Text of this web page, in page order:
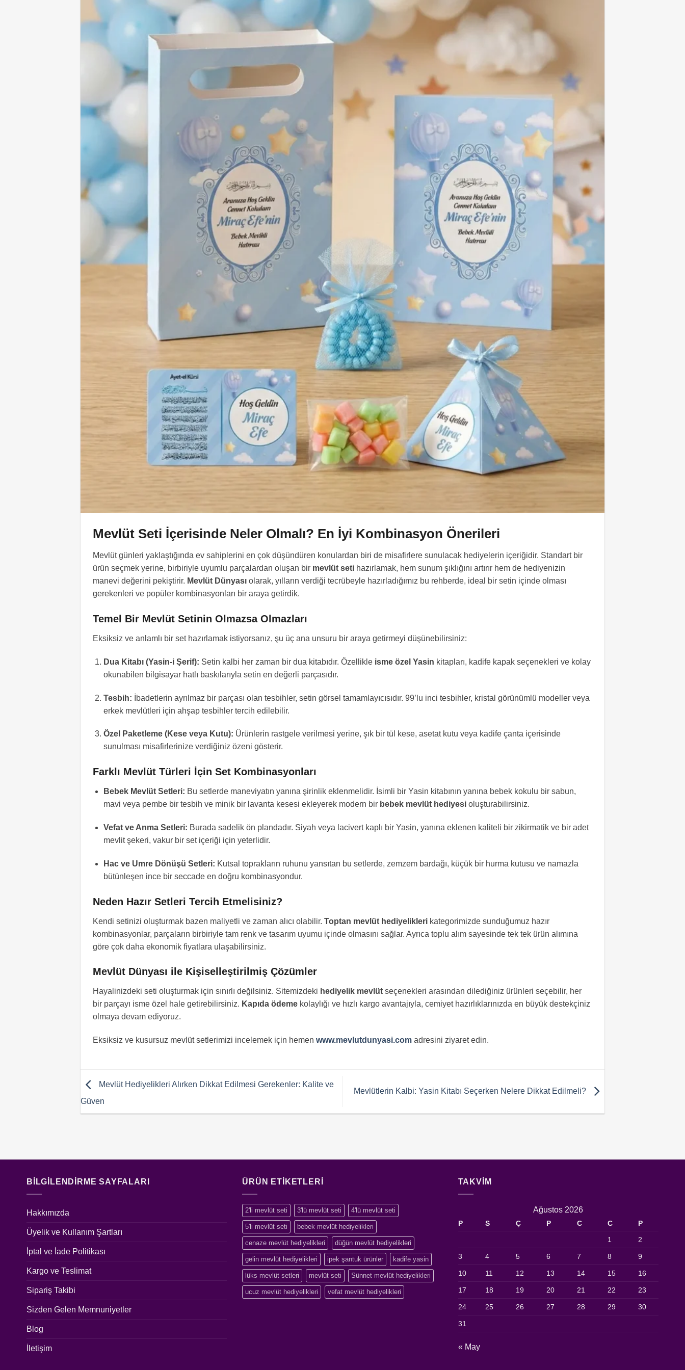
Mevlüt Seti İçerisinde Neler Olmalı? En İyi Kombinasyon Önerileri
Mevlüt günleri yaklaştığında ev sahiplerini en çok düşündüren konulardan biri de misafirlere sunulacak hediyelerin içeriğidir. Standart bir
ürün seçmek yerine, birbiriyle uyumlu parçalardan oluşan bir mevlüt setihazırlamak, hem sunum şıklığını artırır hem de hediyenizin
manevi değerini pekiştirir. Mevlüt Dünyasıolarak, yılların verdiği tecrübeyle hazırladığımız bu rehberde, ideal bir setin içinde olması
gerekenleri ve popüler kombinasyonları bir araya getirdik.
Temel Bir Mevlüt Setinin Olmazsa Olmazları
Eksiksiz ve anlamlı bir set hazırlamak istiyorsanız, şu üç ana unsuru bir araya getirmeyi düşünebilirsiniz:
Dua Kitabı (Yasin-i Şerif): Setin kalbi her zaman bir dua kitabıdır. Özellikle isme özel Yasin kitapları, kadife kapak seçenekleri ve kolay
okunabilen bilgisayar hatlı baskılarıyla setin en değerli parçasıdır.
Tesbih: İbadetlerin ayrılmaz bir parçası olan tesbihler, setin görsel tamamlayıcısıdır. 99’lu inci tesbihler, kristal görünümlü modeller veya
erkek mevlütleri için ahşap tesbihler tercih edilebilir.
Özel Paketleme (Kese veya Kutu): Ürünlerin rastgele verilmesi yerine, şık bir tül kese, asetat kutu veya kadife çanta içerisinde
sunulması misafirlerinize verdiğiniz özeni gösterir.
Farklı Mevlüt Türleri İçin Set Kombinasyonları
Bebek Mevlüt Setleri: Bu setlerde maneviyatın yanına şirinlik eklenmelidir. İsimli bir Yasin kitabının yanına bebek kokulu bir sabun,
mavi veya pembe bir tesbih ve minik bir lavanta kesesi ekleyerek modern bir bebek mevlüt hediyesioluşturabilirsiniz.
Vefat ve Anma Setleri: Burada sadelik ön plandadır. Siyah veya lacivert kaplı bir Yasin, yanına eklenen kaliteli bir zikirmatik ve bir adet
mevlit şekeri, vakur bir set içeriği için yeterlidir.
Hac ve Umre Dönüşü Setleri: Kutsal toprakların ruhunu yansıtan bu setlerde, zemzem bardağı, küçük bir hurma kutusu ve namazla
bütünleşen ince bir seccade en doğru kombinasyondur.
Neden Hazır Setleri Tercih Etmelisiniz?
Kendi setinizi oluşturmak bazen maliyetli ve zaman alıcı olabilir. Toptan mevlüt hediyeliklerikategorimizde sunduğumuz hazır
kombinasyonlar, parçaların birbiriyle tam renk ve tasarım uyumu içinde olmasını sağlar. Ayrıca toplu alım sayesinde tek tek ürün alımına
göre çok daha ekonomik fiyatlara ulaşabilirsiniz.
Mevlüt Dünyası ile Kişiselleştirilmiş Çözümler
Hayalinizdeki seti oluşturmak için sınırlı değilsiniz. Sitemizdeki hediyelik mevlütseçenekleri arasından dilediğiniz ürünleri seçebilir, her
bir parçayı isme özel hale getirebilirsiniz. Kapıda ödemekolaylığı ve hızlı kargo avantajıyla, cemiyet hazırlıklarınızda en büyük destekçiniz
olmaya devam ediyoruz.
Eksiksiz ve kusursuz mevlüt setlerimizi incelemek için hemen www.mevlutdunyasi.comadresini ziyaret edin.
Mevlüt Hediyelikleri Alırken Dikkat Edilmesi Gerekenler: Kalite ve
Güven
Mevlütlerin Kalbi: Yasin Kitabı Seçerken Nelere Dikkat Edilmeli?
BILGILENDIRME SAYFALARI
Hakkımızda
Üyelik ve Kullanım Şartları
İptal ve İade Politikası
Kargo ve Teslimat
Sipariş Takibi
Sizden Gelen Memnuniyetler
Blog
İletişim
ÜRÜN ETIKETLERI
2'li mevlüt seti 3'lü mevlüt seti 4'lü mevlüt seti
5'li mevlüt seti bebek mevlüt hediyelikleri
cenaze mevlüt hediyelikleri düğün mevlüt hediyelikleri
gelin mevlüt hediyelikleri ipek şantuk ürünler kadife yasin
lüks mevlüt setleri mevlüt seti Sünnet mevlüt hediyelikleri
ucuz mevlüt hediyelikleri vefat mevlüt hediyelikleri
TAKVIM
Ağustos 2026
P S Ç P C C
P
1
2
3 4 5 6 7 8 9
10 11 12 13 14 15 16
17 18 19 20 21 22 23
24 25 26 27 28 29 30
31
« May